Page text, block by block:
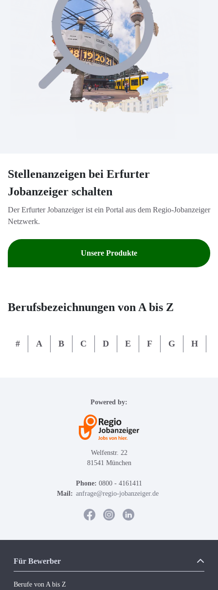
Stellenanzeigen bei Erfurter
Jobanzeiger schalten
Der Erfurter Jobanzeiger ist ein Portal aus dem Regio-Jobanzeiger
Netzwerk.
Unsere Produkte
Berufsbezeichnungen von A bis Z
# A B C D E F G H
Powered by:
Welfenstr. 22
81541 München
Phone: 0800 - 4161411
Mail: anfrage@regio-jobanzeiger.de
Für Bewerber
Berufe von A bis Z